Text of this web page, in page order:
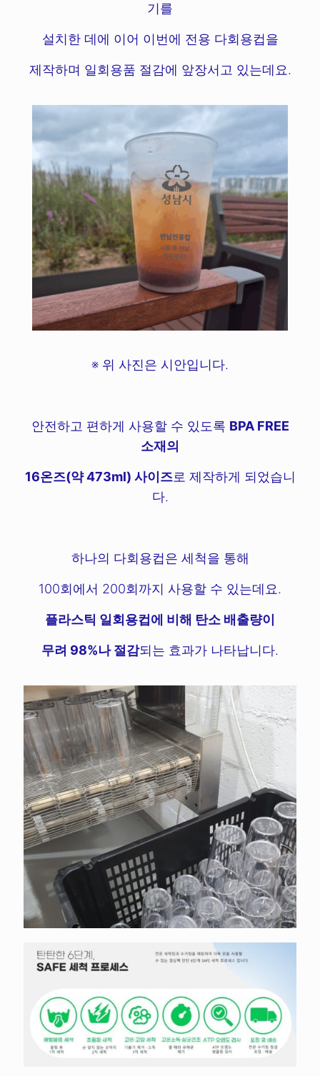
기를
설치한 데에 이어 이번에 전용 다회용컵을
제작하며 일회용품 절감에 앞장서고 있는데요.
※ 위 사진은 시안입니다.
안전하고 편하게 사용할 수 있도록 BPA FREE
소재의
16온즈(약 473ml) 사이즈로 제작하게 되었습니
다.
하나의 다회용컵은 세척을 통해
100회에서 200회까지 사용할 수 있는데요.
플라스틱 일회용컵에 비해 탄소 배출량이
무려 98%나 절감되는 효과가 나타납니다.